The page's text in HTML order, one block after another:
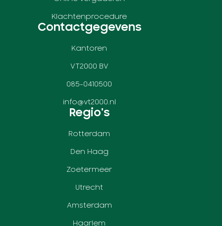
Klachtenprocedure
Contactgegevens
Kantoren
VT2000 BV
085-0410500
info@vt2000.nl
Regio's
Rotterdam
Den Haag
Zoetermeer
Utrecht
Amsterdam
Haarlem